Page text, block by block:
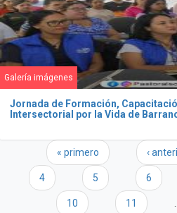
Galería imágenes
Jornada de Formación,
Intersectorial por la Vida de
Páginas« primero ‹
4 5 6
10 11